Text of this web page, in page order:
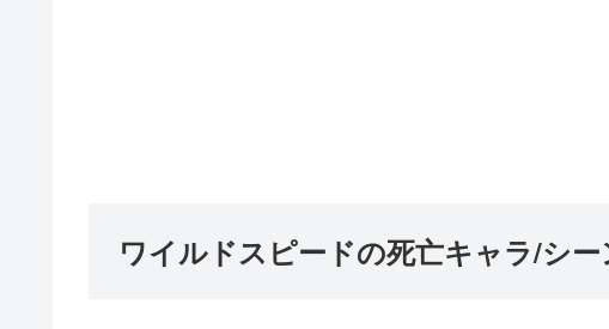
ワイルドスピードの死亡キャラ/シ